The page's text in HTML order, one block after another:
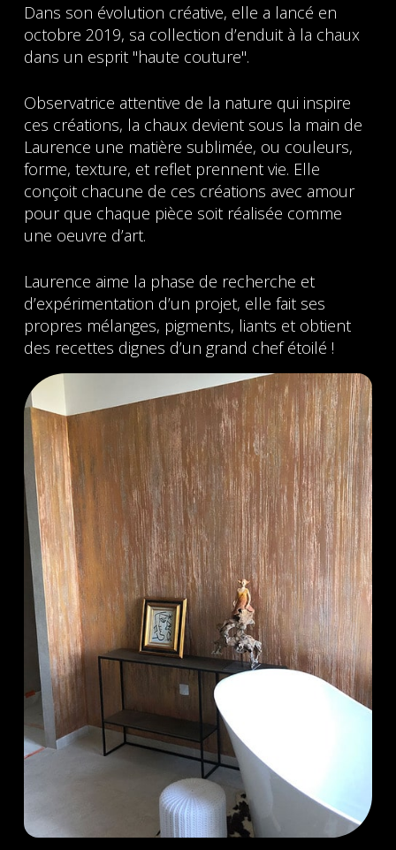
Dans son évolution créative, elle a lancé en
octobre 2019, sa collection d’enduit à la chaux
dans un esprit "haute couture".
Observatrice attentive de la nature qui inspire
ces créations, la chaux devient sous la main de
Laurence une matière sublimée, ou couleurs,
forme, texture, et reflet prennent vie. Elle
conçoit chacune de ces créations avec amour
pour que chaque pièce soit réalisée comme
une oeuvre d’art.
Laurence aime la phase de recherche et
d’expérimentation d’un projet, elle fait ses
propres mélanges, pigments, liants et obtient
des recettes dignes d’un grand chef étoilé !